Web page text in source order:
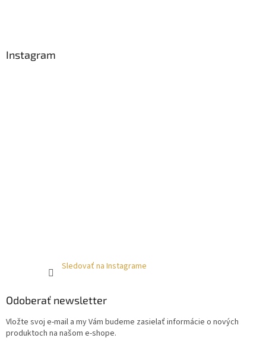
Instagram
Sledovať na Instagrame
Odoberať newsletter
Vložte svoj e-mail a my Vám budeme zasielať informácie o nových
produktoch na našom e-shope.